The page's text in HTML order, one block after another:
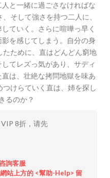
と一緒に過ごさなければな
そして強さを持つ二人に、
ていく。さらに喧嘩っ早く
を感じてしまう。自分の身
ために、直はどんどん窮地
てレズっ気があり、サディ
は、壮絶な拷問地獄を味あ
けらていく直は、姉を探し
るのか？
VIP 8折，请先
詢客服
站上方的 <幫助-Help> 留